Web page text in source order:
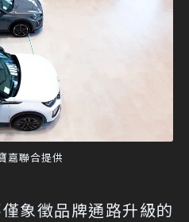
嘉聯合提供
象徵品牌通路升級的